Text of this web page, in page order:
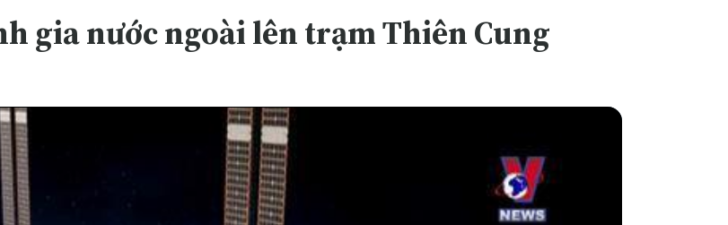
gia nước ngoài lên trạm Thiên Cung